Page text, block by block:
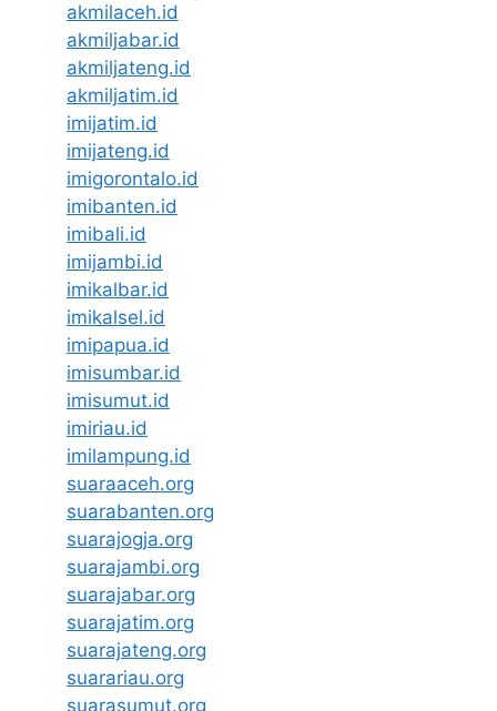
akmilaceh.id
akmiljabar.id
akmiljateng.id
akmiljatim.id
imijatim.id
imijateng.id
imigorontalo.id
imibanten.id
imibali.id
imijambi.id
imikalbar.id
imikalsel.id
imipapua.id
imisumbar.id
imisumut.id
imiriau.id
imilampung.id
suaraaceh.org
suarabanten.org
suarajogja.org
suarajambi.org
suarajabar.org
suarajatim.org
suarajateng.org
suarariau.org
suarasumut.org